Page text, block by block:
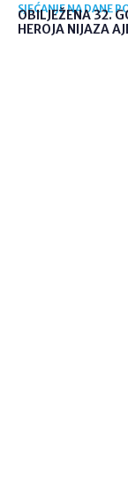
SJEĆANJE NA DANE
OBILJEŽENA 32.
HEROJA NIJAZA